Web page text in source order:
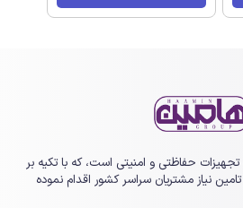
حفاظتی و امنیتی است، که با تکیه بر
نیاز مشتریان سراسر کشور اقدام نموده